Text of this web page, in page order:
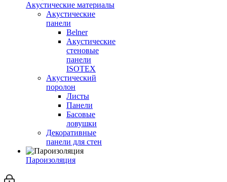
Акустические материалы
Акустические
панели
Belner
Акустические
стеновые
панели
ISOTEX
Акустический
поролон
Листы
Панели
Басовые
ловушки
Декоративные
панели для стен
Пароизоляция